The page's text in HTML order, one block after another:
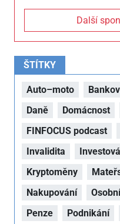
Další
ŠTÍTKY
Auto–moto
Daně
Domácnost
FINFOCUS podcast
Invalidita
Kryptoměny
Nakupování
Penze
Podnikání